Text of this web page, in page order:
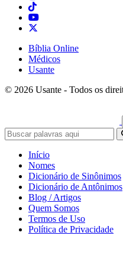
Bíblia Online
Médicos
Usante
© 2026 Usante - Todos os
Início
Nomes
Dicionário de Sinônimos
Dicionário de Antônimos
Blog / Artigos
Quem Somos
Termos de Uso
Política de Privacidade